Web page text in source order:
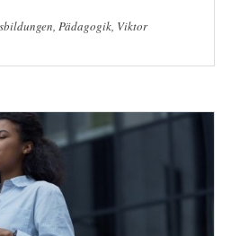
, Pädagogik, Viktor